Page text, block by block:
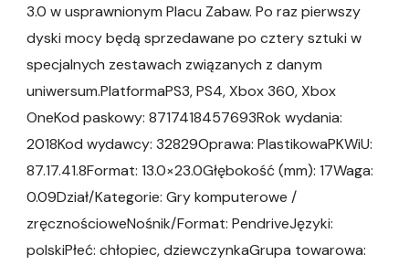
3.0 w usprawnionym Placu Zabaw. Po raz pierwszy
dyski mocy będą sprzedawane po cztery sztuki w
specjalnych zestawach związanych z danym
uniwersum.PlatformaPS3, PS4, Xbox 360, Xbox
OneKod paskowy: 8717418457693Rok wydania:
2018Kod wydawcy: 32829Oprawa: PlastikowaPKWiU:
87.17.41.8Format: 13.0×23.0Głębokość (mm): 17Waga:
0.09Dział/Kategorie: Gry komputerowe /
zręcznościoweNośnik/Format: PendriveJęzyki:
polskiPłeć: chłopiec, dziewczynkaGrupa towarowa: